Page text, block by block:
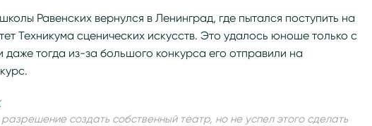
Равенских вернулся в Ленинград, где пытался поступить на
Техникума сценических искусств. Это удалось юноше только с
даже тогда из-за большого конкурса его отправили на
создать собственный театр, но не успел этого сделать